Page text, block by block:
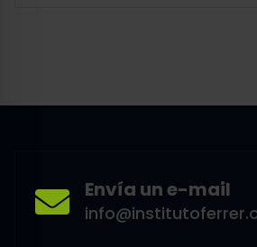
Envía un e-mail